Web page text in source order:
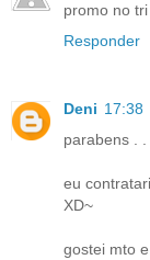
promo no
Responder
Deni 17:38
parabens . .
eu
XD~
gostei mto